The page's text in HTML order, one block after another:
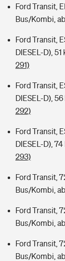
Typklassen: So
Ford Transit,
Bus/Kombi,
Ford Transit,
DIESEL-D),
291)
Ford Transit,
DIESEL-D),
292)
Ford Transit,
DIESEL-D),
293)
Ford Transit,
Bus/Kombi,
Ford Transit,
Bus/Kombi,
Ford Transit,
Bus/Kombi,